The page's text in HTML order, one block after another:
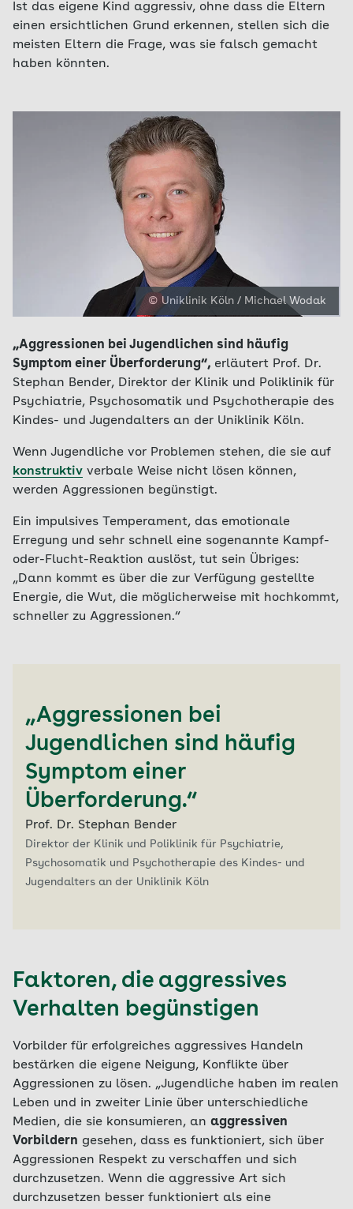
Ist das eigene Kind aggressiv, ohne dass die Eltern
einen ersichtlichen Grund erkennen, stellen sich die
meisten Eltern die Frage, was sie falsch gemacht
haben könnten.
© Uniklinik Köln / Michael Wodak
„Aggressionen bei Jugendlichen sind häufig
Symptom einer Überforderung“, erläutert Prof. Dr.
Stephan Bender, Direktor der Klinik und Poliklinik für
Psychiatrie, Psychosomatik und Psychotherapie des
Kindes- und Jugendalters an der Uniklinik Köln.
Wenn Jugendliche vor Problemen stehen, die sie auf
konstruktiv verbale Weise nicht lösen können,
werden Aggressionen begünstigt.
Ein impulsives Temperament, das emotionale
Erregung und sehr schnell eine sogenannte Kampf-
oder-Flucht-Reaktion auslöst, tut sein Übriges:
„Dann kommt es über die zur Verfügung gestellte
Energie, die Wut, die möglicherweise mit hochkommt,
schneller zu Aggressionen.“
„Aggressionen bei
Jugendlichen sind häufig
Symptom einer
Überforderung.“
Prof. Dr. Stephan Bender
Direktor der Klinik und Poliklinik für Psychiatrie,
Psychosomatik und Psychotherapie des Kindes- und
Jugendalters an der Uniklinik Köln
Faktoren, die aggressives
Verhalten begünstigen
Vorbilder für erfolgreiches aggressives Handeln
bestärken die eigene Neigung, Konflikte über
Aggressionen zu lösen. „Jugendliche haben im realen
Leben und in zweiter Linie über unterschiedliche
Medien, die sie konsumieren, an aggressiven
Vorbildern gesehen, dass es funktioniert, sich über
Aggressionen Respekt zu verschaffen und sich
durchzusetzen. Wenn die aggressive Art sich
durchzusetzen besser funktioniert als eine